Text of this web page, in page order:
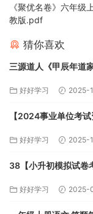
《聚优名卷》六年级
教版.pdf
猜你喜欢
三源道人《甲辰年道
好好学习 2025-
【2024事业单位考试
好好学习 2025-
38【小升初模拟试卷
好好学习 2025-